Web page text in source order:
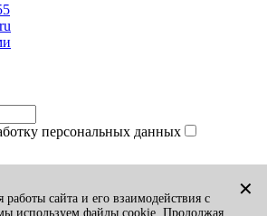
персональных данных
✕
сайта и его взаимодействия с
используем файлы cookie. Продолжая